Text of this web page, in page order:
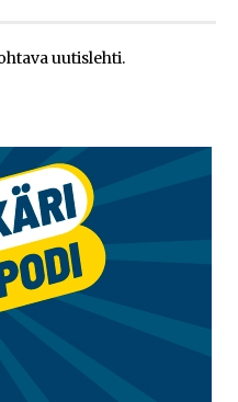
uutislehti.